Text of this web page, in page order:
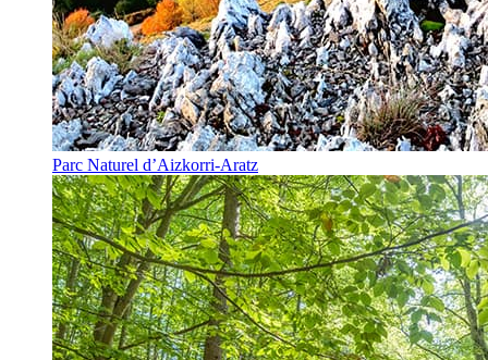
Parc Naturel d’Aizkorri-Aratz